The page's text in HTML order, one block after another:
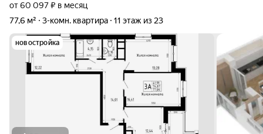
от 60 097 ₽ в месяц
77,6 м²
3-комн. квартира 11 этаж из 23
новостройка